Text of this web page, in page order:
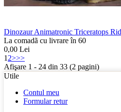
Dinozaur Animatronic Triceratops
La comadã cu livrare în 60
0,00 Lei
1 2>>>
Afişare 1 - 24 din 33 (2 pagini)
Utile
Contul meu
Formular retur